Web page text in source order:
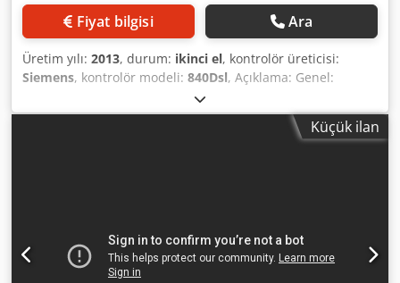
Fiyat bilgisi Ara
Üretim yılı: 2013, durum: ikinci el, kontrolör üreticisi:
Siemens, kontrolör modeli: 840Dsl, Açıklama: Genel:
Dwodpfjx E Ingsx Akgoa Maks. delme çapı: 3,5 mm Maks.
delme derinliği: 200 mm Derin delme modülü: Teknoloji:
Delme mili (spindle) Maks. devir: 10.000 rpm Güç: 3,5 kW
aksesuarlar: Çeşitli tek ağızlı matkaplar
Küçük ilan